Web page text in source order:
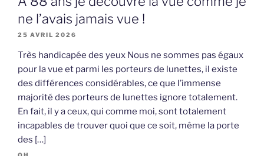
ne l’avais jamais vue !
25 AVRIL 2026
Très handicapée des yeux Nous ne sommes pas égaux
pour la vue et parmi les porteurs de lunettes, il existe
des différences considérables, ce que l’immense
majorité des porteurs de lunettes ignore totalement.
En fait, il y a ceux, qui comme moi, sont totalement
incapables de trouver quoi que ce soit, même la porte
des […]